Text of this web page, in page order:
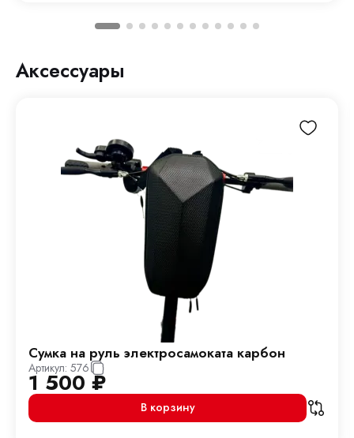
Аксессуары
Сумка на руль электросамоката карбон
Артикул: 576
1 500₽
В корзину